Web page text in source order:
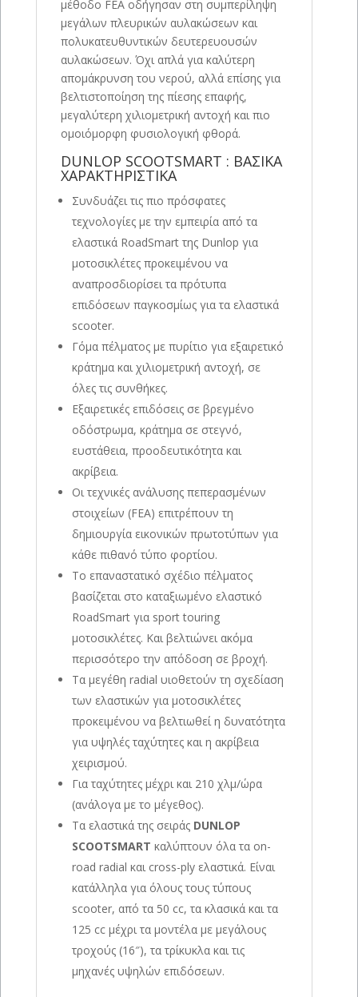
μέθοδο FEA οδήγησαν στη συμπερίληψη
μεγάλων πλευρικών αυλακώσεων και
πολυκατευθυντικών δευτερευουσών
αυλακώσεων. Όχι απλά για καλύτερη
απομάκρυνση του νερού, αλλά επίσης για
βελτιστοποίηση της πίεσης επαφής,
μεγαλύτερη χιλιομετρική αντοχή και πιο
ομοιόμορφη φυσιολογική φθορά.
DUNLOP SCOOTSMART : ΒΑΣΙΚΑ
ΧΑΡΑΚΤΗΡΙΣΤΙΚΑ
Συνδυάζει τις πιο πρόσφατες
τεχνολογίες με την εμπειρία από τα
ελαστικά RoadSmart της Dunlop για
μοτοσικλέτες προκειμένου να
αναπροσδιορίσει τα πρότυπα
επιδόσεων παγκοσμίως για τα ελαστικά
scooter.
Γόμα πέλματος με πυρίτιο για εξαιρετικό
κράτημα και χιλιομετρική αντοχή, σε
όλες τις συνθήκες.
Εξαιρετικές επιδόσεις σε βρεγμένο
οδόστρωμα, κράτημα σε στεγνό,
ευστάθεια, προοδευτικότητα και
ακρίβεια.
Οι τεχνικές ανάλυσης πεπερασμένων
στοιχείων (FEA) επιτρέπουν τη
δημιουργία εικονικών πρωτοτύπων για
κάθε πιθανό τύπο φορτίου.
Το επαναστατικό σχέδιο πέλματος
βασίζεται στο καταξιωμένο ελαστικό
RoadSmart για sport touring
μοτοσικλέτες. Και βελτιώνει ακόμα
περισσότερο την απόδοση σε βροχή.
Τα μεγέθη radial υιοθετούν τη σχεδίαση
των ελαστικών για μοτοσικλέτες
προκειμένου να βελτιωθεί η δυνατότητα
για υψηλές ταχύτητες και η ακρίβεια
χειρισμού.
Για ταχύτητες μέχρι και 210 χλμ/ώρα
(ανάλογα με το μέγεθος).
Τα ελαστικά της σειράς DUNLOP
SCOOTSMART καλύπτουν όλα τα on-
road radial και cross-ply ελαστικά. Είναι
κατάλληλα για όλους τους τύπους
scooter, από τα 50 cc, τα κλασικά και τα
125 cc μέχρι τα μοντέλα με μεγάλους
τροχούς (16″), τα τρίκυκλα και τις
μηχανές υψηλών επιδόσεων.